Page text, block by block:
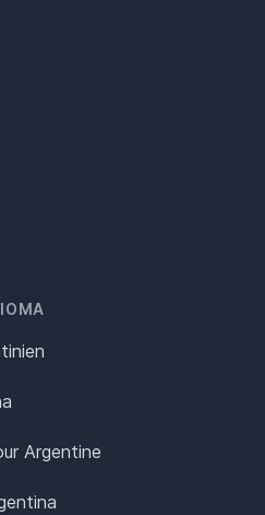
Argentine